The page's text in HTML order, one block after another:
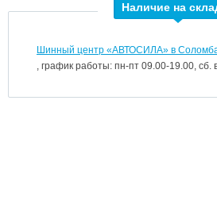
Наличие на
Шинный центр «АВТОСИЛА» в
, график работы: пн-пт 09.00-19.00, сб.